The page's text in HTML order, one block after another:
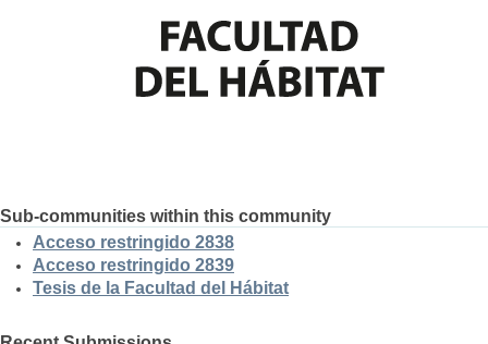
Sub-communities within this community
Acceso restringido 2838
Acceso restringido 2839
Tesis de la Facultad del Hábitat